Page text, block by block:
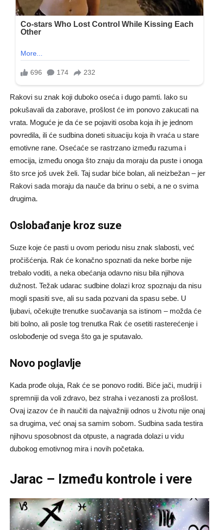
Rakovi su znak koji duboko oseća i dugo pamti. Iako su
pokušavali da zaborave, prošlost će im ponovo zakucati na
vrata. Moguće je da će se pojaviti osoba koja ih je jednom
povredila, ili će sudbina doneti situaciju koja ih vraća u stare
emotivne rane. Osećaće se rastrzano između razuma i
emocija, između onoga što znaju da moraju da puste i onoga
što srce još uvek želi. Taj sudar biće bolan, ali neizbežan – jer
Rakovi sada moraju da nauče da brinu o sebi, a ne o svima
drugima.
Oslobađanje kroz suze
Suze koje će pasti u ovom periodu nisu znak slabosti, već
pročišćenja. Rak će konačno spoznati da neke borbe nije
trebalo voditi, a neka obećanja odavno nisu bila njihova
dužnost. Težak udarac sudbine dolazi kroz spoznaju da nisu
mogli spasiti sve, ali su sada pozvani da spasu sebe. U
ljubavi, očekujte trenutke suočavanja sa istinom – možda će
biti bolno, ali posle tog trenutka Rak će osetiti rasterećenje i
oslobođenje od svega što ga je sputavalo.
Novo poglavlje
Kada prođe oluja, Rak će se ponovo roditi. Biće jači, mudriji i
spremniji da voli zdravo, bez straha i vezanosti za prošlost.
Ovaj izazov će ih naučiti da najvažniji odnos u životu nije onaj
sa drugima, već onaj sa samim sobom. Sudbina sada testira
njihovu sposobnost da otpuste, a nagrada dolazi u vidu
dubokog emotivnog mira i novih početaka.
Jarac – Između kontrole i vere